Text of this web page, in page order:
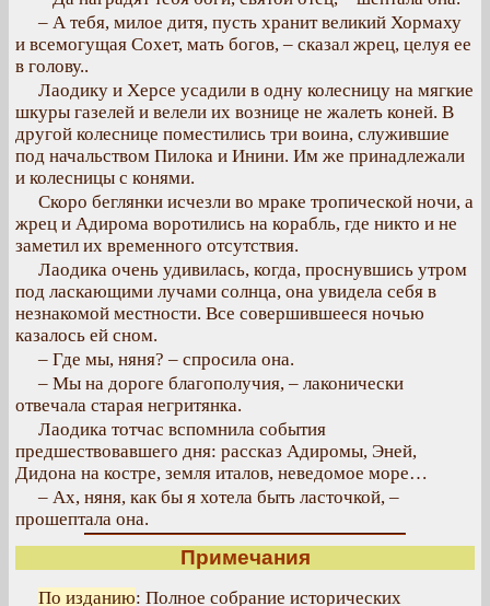
– А тебя, милое дитя, пусть хранит великий Хормаху
и всемогущая Сохет, мать богов, – сказал жрец, целуя ее
в голову..
Лаодику и Херсе усадили в одну колесницу на мягкие
шкуры газелей и велели их вознице не жалеть коней. В
другой колеснице поместились три воина, служившие
под начальством Пилока и Инини. Им же принадлежали
и колесницы с конями.
Скоро беглянки исчезли во мраке тропической ночи, а
жрец и Адирома воротились на корабль, где никто и не
заметил их временного отсутствия.
Лаодика очень удивилась, когда, проснувшись утром
под ласкающими лучами солнца, она увидела себя в
незнакомой местности. Все совершившееся ночью
казалось ей сном.
– Где мы, няня? – спросила она.
– Мы на дороге благополучия, – лаконически
отвечала старая негритянка.
Лаодика тотчас вспомнила события
предшествовавшего дня: рассказ Адиромы, Эней,
Дидона на костре, земля италов, неведомое море…
– Ах, няня, как бы я хотела быть ласточкой, –
прошептала она.
Примечания
По изданию: Полное собрание исторических